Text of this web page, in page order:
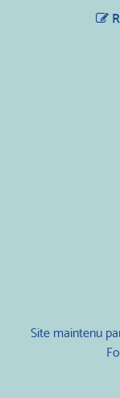
Site maintenu